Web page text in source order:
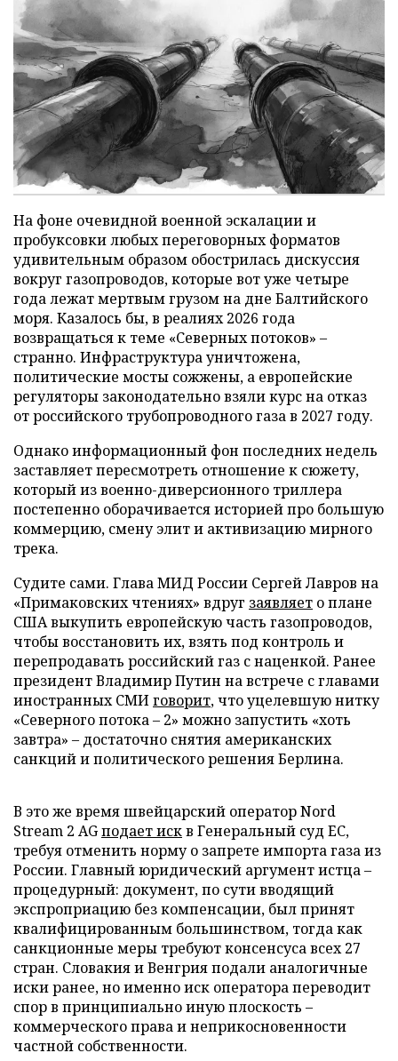
На фоне очевидной военной эскалации и
пробуксовки любых переговорных форматов
удивительным образом обострилась дискуссия
вокруг газопроводов, которые вот уже четыре
года лежат мертвым грузом на дне Балтийского
моря. Казалось бы, в реалиях 2026 года
возвращаться к теме «Северных потоков» –
странно. Инфраструктура уничтожена,
политические мосты сожжены, а европейские
регуляторы законодательно взяли курс на отказ
от российского трубопроводного газа в 2027 году.
Однако информационный фон последних недель
заставляет пересмотреть отношение к сюжету,
который из военно-диверсионного триллера
постепенно оборачивается историей про большую
коммерцию, смену элит и активизацию мирного
трека.
Судите сами. Глава МИД России Сергей Лавров на
«Примаковских чтениях» вдруг заявляет о плане
США выкупить европейскую часть газопроводов,
чтобы восстановить их, взять под контроль и
перепродавать российский газ с наценкой. Ранее
президент Владимир Путин на встрече с главами
иностранных СМИговорит, что уцелевшую нитку
«Северного потока – 2» можно запустить «хоть
завтра» – достаточно снятия американских
санкций и политического решения Берлина.
В это же время швейцарский оператор Nord
Stream 2 AGподает искв Генеральный суд ЕС,
требуя отменить норму о запрете импорта газа из
России. Главный юридический аргумент истца –
процедурный: документ, по сути вводящий
экспроприацию без компенсации, был принят
квалифицированным большинством, тогда как
санкционные меры требуют консенсуса всех 27
стран. Словакия и Венгрия подали аналогичные
иски ранее, но именно иск оператора переводит
спор в принципиально иную плоскость –
коммерческого права и неприкосновенности
частной собственности.